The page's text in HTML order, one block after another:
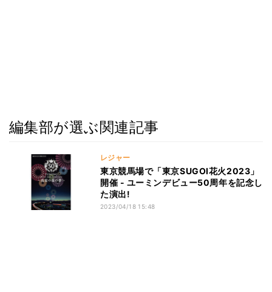
編集部が選ぶ関連記事
レジャー
東京競馬場で「東京SUGOI花火2023」
開催 - ユーミンデビュー50周年を記念し
た演出!
2023/04/18 15:48